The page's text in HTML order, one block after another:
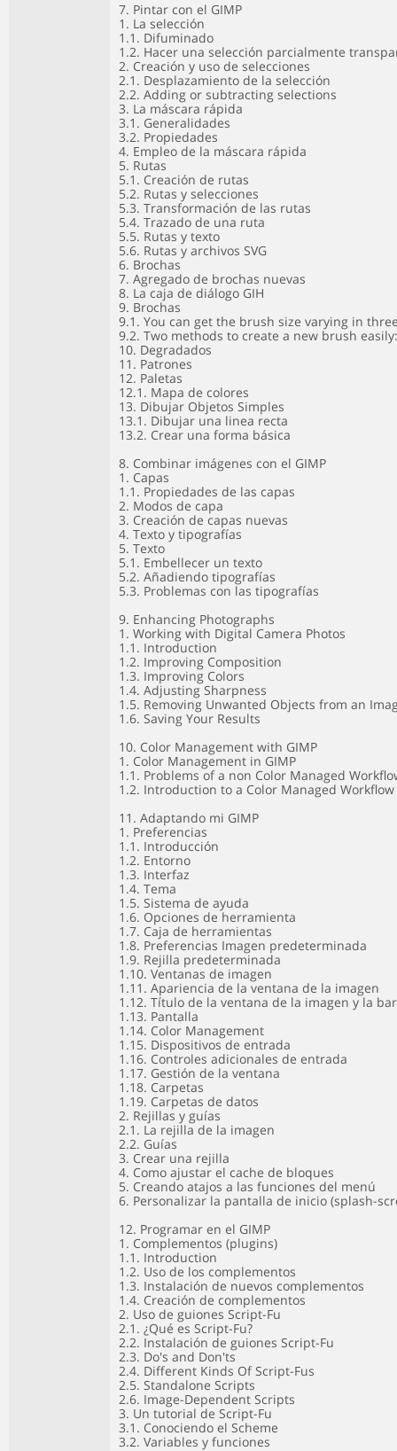
7. Pintar con el GIMP
1. La selección
1.1. Difuminado
1.2. Hacer una selección parcialmente
2. Creación y uso de selecciones
2.1. Desplazamiento de la selección
2.2. Adding or subtracting selections
3. La máscara rápida
3.1. Generalidades
3.2. Propiedades
4. Empleo de la máscara rápida
5. Rutas
5.1. Creación de rutas
5.2. Rutas y selecciones
5.3. Transformación de las rutas
5.4. Trazado de una ruta
5.5. Rutas y texto
5.6. Rutas y archivos SVG
6. Brochas
7. Agregado de brochas nuevas
8. La caja de diálogo GIH
9. Brochas
9.1. You can get the brush size varying in
9.2. Two methods to create a new brush easily:
10. Degradados
11. Patrones
12. Paletas
12.1. Mapa de colores
13. Dibujar Objetos Simples
13.1. Dibujar una linea recta
13.2. Crear una forma básica
8. Combinar imágenes con el GIMP
1. Capas
1.1. Propiedades de las capas
2. Modos de capa
3. Creación de capas nuevas
4. Texto y tipografías
5. Texto
5.1. Embellecer un texto
5.2. Añadiendo tipografías
5.3. Problemas con las tipografías
9. Enhancing Photographs
1. Working with Digital Camera Photos
1.1. Introduction
1.2. Improving Composition
1.3. Improving Colors
1.4. Adjusting Sharpness
1.5. Removing Unwanted Objects from an
1.6. Saving Your Results
10. Color Management with GIMP
1. Color Management in GIMP
1.1. Problems of a non Color Managed
1.2. Introduction to a Color Managed Workflow
11. Adaptando mi GIMP
1. Preferencias
1.1. Introducción
1.2. Entorno
1.3. Interfaz
1.4. Tema
1.5. Sistema de ayuda
1.6. Opciones de herramienta
1.7. Caja de herramientas
1.8. Preferencias Imagen predeterminada
1.9. Rejilla predeterminada
1.10. Ventanas de imagen
1.11. Apariencia de la ventana de la imagen
1.12. Título de la ventana de la imagen y la
1.13. Pantalla
1.14. Color Management
1.15. Dispositivos de entrada
1.16. Controles adicionales de entrada
1.17. Gestión de la ventana
1.18. Carpetas
1.19. Carpetas de datos
2. Rejillas y guías
2.1. La rejilla de la imagen
2.2. Guías
3. Crear una rejilla
4. Como ajustar el cache de bloques
5. Creando atajos a las funciones del menú
6. Personalizar la pantalla de inicio (splash-
12. Programar en el GIMP
1. Complementos (plugins)
1.1. Introduction
1.2. Uso de los complementos
1.3. Instalación de nuevos complementos
1.4. Creación de complementos
2. Uso de guiones Script-Fu
2.1. ¿Qué es Script-Fu?
2.2. Instalación de guiones Script-Fu
2.3. Do's and Don'ts
2.4. Different Kinds Of Script-Fus
2.5. Standalone Scripts
2.6. Image-Dependent Scripts
3. Un tutorial de Script-Fu
3.1. Conociendo el Scheme
3.2. Variables y funciones